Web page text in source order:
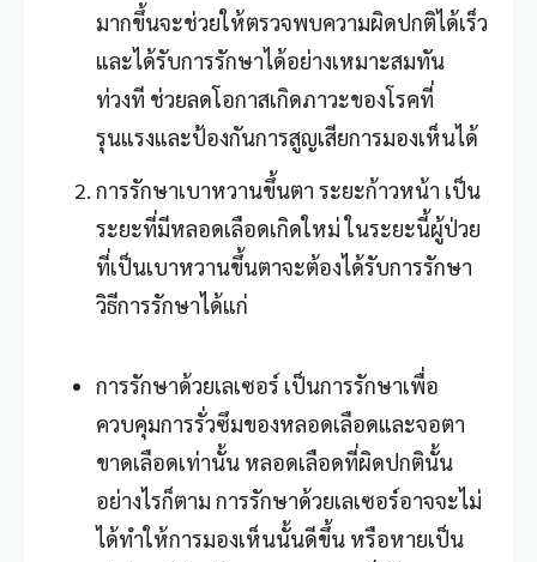
มากขึ้นจะช่วยให้ตรวจพบความผิดปกติได้เร็ว
และได้รับการรักษาได้อย่างเหมาะสมทัน
ท่วงที ช่วยลดโอกาสเกิดภาวะของโรคที่
รุนแรงและป้องกันการสูญเสียการมองเห็นได้
การรักษาเบาหวานขึ้นตา ระยะก้าวหน้า เป็น
ระยะที่มีหลอดเลือดเกิดใหม่ ในระยะนี้ผู้ป่วย
ที่เป็นเบาหวานขึ้นตาจะต้องได้รับการรักษา
วิธีการรักษาได้แก่
การรักษาด้วยเลเซอร์ เป็นการรักษาเพื่อ
ควบคุมการรั่วซึมของหลอดเลือดและจอตา
ขาดเลือดเท่านั้น หลอดเลือดที่ผิดปกตินั้น
อย่างไรก็ตาม การรักษาด้วยเลเซอร์อาจจะไม่
ได้ทำให้การมองเห็นนั้นดีขึ้น หรือหายเป็น